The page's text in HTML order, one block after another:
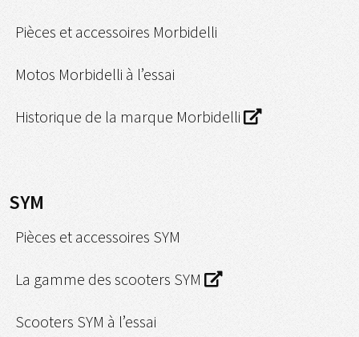
Pièces et accessoires Morbidelli
Motos Morbidelli à l’essai
Historique de la marque Morbidelli
SYM
Pièces et accessoires SYM
La gamme des scooters SYM
Scooters SYM à l’essai